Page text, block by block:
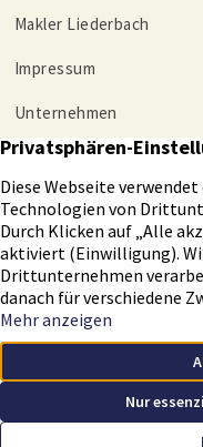
Makler Liederbach
Impressum
Unternehmen
Tippgeber
Helmut